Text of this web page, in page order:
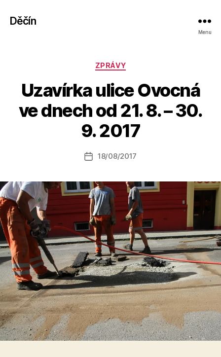
Děčín
Menu
Rubriky
ZPRÁVY
Uzavírka ulice Ovocná
ve dnech od 21. 8. – 30.
9. 2017
Autor
příspěvku
u
t
o
a
s
o
Datum
18/08/2017